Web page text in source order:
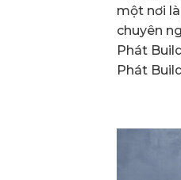
một nơi
chuyên
Phát
Phát